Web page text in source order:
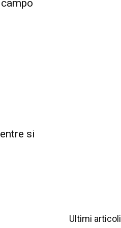
si
Ultimi articoli